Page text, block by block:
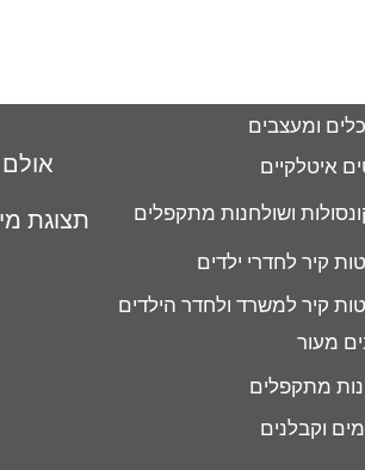
אולם
תצוגת
ומעצבים
איטלקיים
ושולחנות מתקפלים
קיר לחדרי ילדים
קיר למשרד ולחדר הילדים
מעור
מתקפלים
וקבלנים